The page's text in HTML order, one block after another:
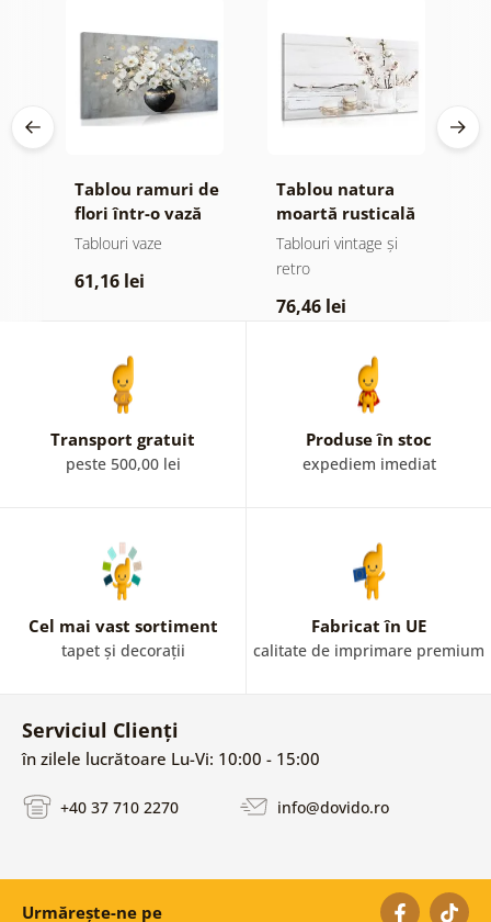
Tablou ramuri de
flori într-o vază
neagră
Tablouri vaze
61,16 lei
Tablou natura
moartă rusticală
Tablouri vintage și
retro
76,46 lei
Transport gratuit
peste 500,00 lei
Produse în stoc
expediem imediat
Cel mai vast sortiment
tapet și decorații
Fabricat în UE
calitate de imprimare premium
Serviciul Clienți
în zilele lucrătoare Lu-Vi: 10:00 - 15:00
+40 37 710 2270 info@dovido.ro
Urmărește-ne pe